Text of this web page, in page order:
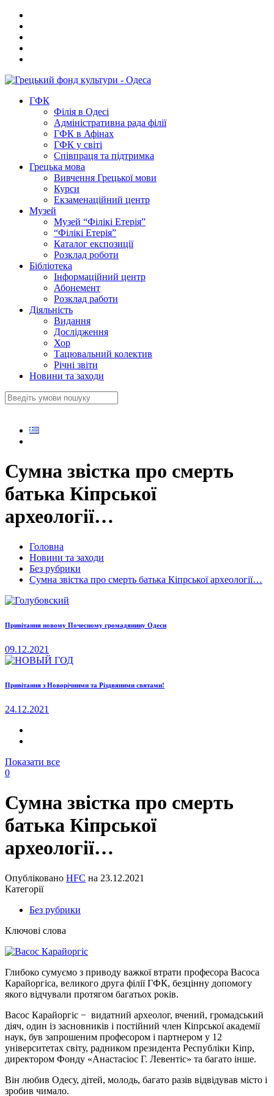
ГФК
Філія в Одесі
Адміністративна рада філії
ГФК в Афінах
ГФК у світі
Співпраця та підтримка
Грецька мова
Вивчення Грецької мови
Курси
Екзаменаційний центр
Музей
Музей “Філікі Етерія”
“Філікі Етерія”
Каталог експозиції
Розклад роботи
Бібліотека
Інформаційний центр
Абонемент
Розклад работи
Діяльність
Видання
Дослідження
Хор
Тацювальний колектив
Річні звіти
Новини та заходи
Сумна звістка про смерть
батька Кіпрської
археології…
Головна
Новини та заходи
Без рубрики
Сумна звістка про смерть батька Кіпрської археології…
Привітання новому Почесному громадянину Одеси
09.12.2021
Привітання з Новорічними та Різдвяними святами!
24.12.2021
Показати все
0
Сумна звістка про смерть
батька Кіпрської
археології…
Опубліковано HFC на 23.12.2021
Категорії
Без рубрики
Ключові слова
Глибоко сумуємо з приводу важкої втрати професора Васоса
Карайоргіса, великого друга філії ГФК, безцінну допомогу
якого відчували протягом багатьох років.
Васос Карайоргіс − видатний археолог, вчений, громадський
діяч, один із засновників і постійний член Кіпрської академії
наук, був запрошеним професором і партнером у 12
університетах світу, радником президента Республіки Кіпр,
директором Фонду «Анастасіос Г. Левентіс» та багато інше.
Він любив Одесу, дітей, молодь, багато разів відвідував місто і
зробив чимало.